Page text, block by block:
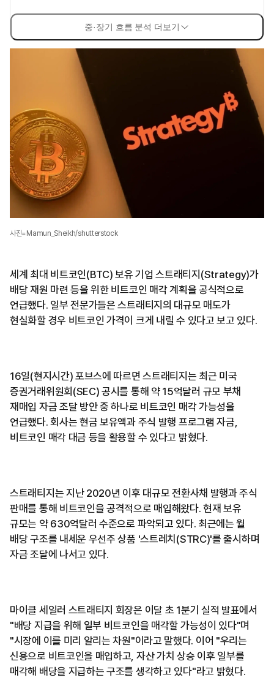
중·장기 흐름 분석 더보기
사진=Mamun_Sheikh/shutterstock
세계 최대 비트코인(BTC) 보유 기업 스트래티지(Strategy)가
배당 재원 마련 등을 위한 비트코인 매각 계획을 공식적으로
언급했다. 일부 전문가들은 스트래티지의 대규모 매도가
현실화할 경우 비트코인 가격이 크게 내릴 수 있다고 보고 있다.
16일(현지시간) 포브스에 따르면 스트래티지는 최근 미국
증권거래위원회(SEC) 공시를 통해 약 15억달러 규모 부채
재매입 자금 조달 방안 중 하나로 비트코인 매각 가능성을
언급했다. 회사는 현금 보유액과 주식 발행 프로그램 자금,
비트코인 매각 대금 등을 활용할 수 있다고 밝혔다.
스트래티지는 지난 2020년 이후 대규모 전환사채 발행과 주식
판매를 통해 비트코인을 공격적으로 매입해왔다. 현재 보유
규모는 약 630억달러 수준으로 파악되고 있다. 최근에는 월
배당 구조를 내세운 우선주 상품 '스트레치(STRC)'를 출시하며
자금 조달에 나서고 있다.
마이클 세일러 스트래티지 회장은 이달 초 1분기 실적 발표에서
"배당 지급을 위해 일부 비트코인을 매각할 가능성이 있다"며
"시장에 이를 미리 알리는 차원"이라고 말했다. 이어 "우리는
신용으로 비트코인을 매입하고, 자산 가치 상승 이후 일부를
매각해 배당을 지급하는 구조를 생각하고 있다"라고 밝혔다.